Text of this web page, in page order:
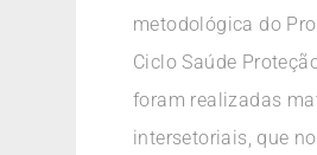
metodológica do
Ciclo Saúde
foram realizadas
intersetoriais, que